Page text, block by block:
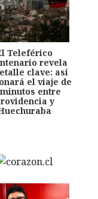
Teleférico
revela
clave: así
el viaje de
entre
y